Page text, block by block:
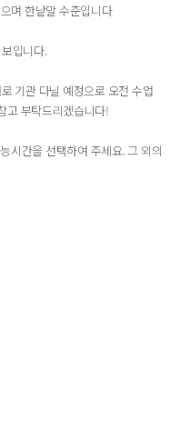
며 한낱말 수준입니다
입니다.
기관 다닐 예정으로 오전 수업
고 부탁드리겠습니다!
시간을 선택하여 주세요. 그 외의